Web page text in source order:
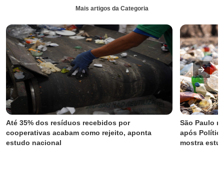
Mais artigos da Categoria
Até 35% dos resíduos recebidos por
cooperativas acabam como rejeito, aponta
estudo nacional
São Paulo
após
mostra